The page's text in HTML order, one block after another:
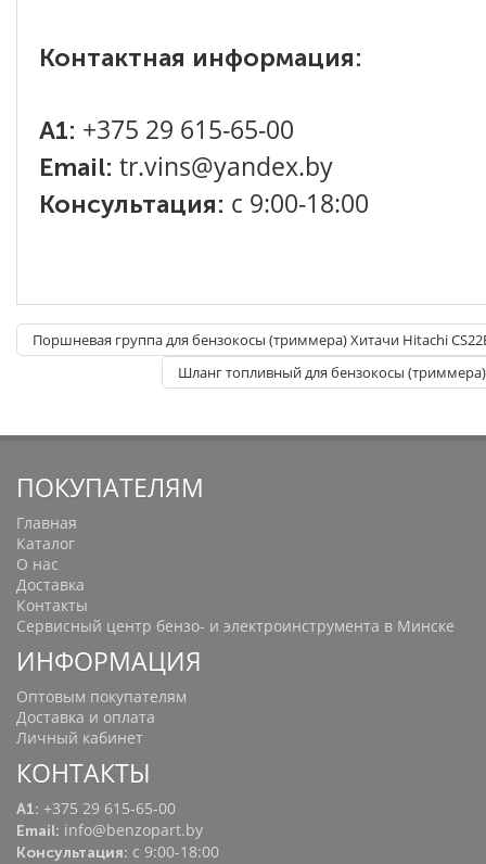
Контактная информация:
A1: +375 29 615-65-00
Email: tr.vins@yandex.by
Консультация: с 9:00-18:00
Поршневая группа для бензокосы (триммера) Хитачи Hitachi
Шланг топливный для бензокосы
ПОКУПАТЕЛЯМ
Главная
Каталог
О нас
Доставка
Контакты
Сервисный центр бензо- и электроинструмента в Минске
ИНФОРМАЦИЯ
Оптовым покупателям
Доставка и оплата
Личный кабинет
КОНТАКТЫ
A1: +375 29 615-65-00
Email: info@benzopart.by
Консультация: с 9:00-18:00